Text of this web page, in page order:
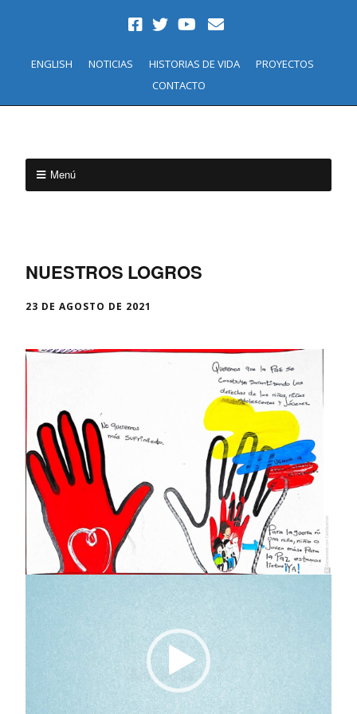
ENGLISH NOTICIAS HISTORIAS DE VIDA
PROYECTOS
CONTACTO
Menú
NUESTROS LOGROS
23 DE AGOSTO DE 2021